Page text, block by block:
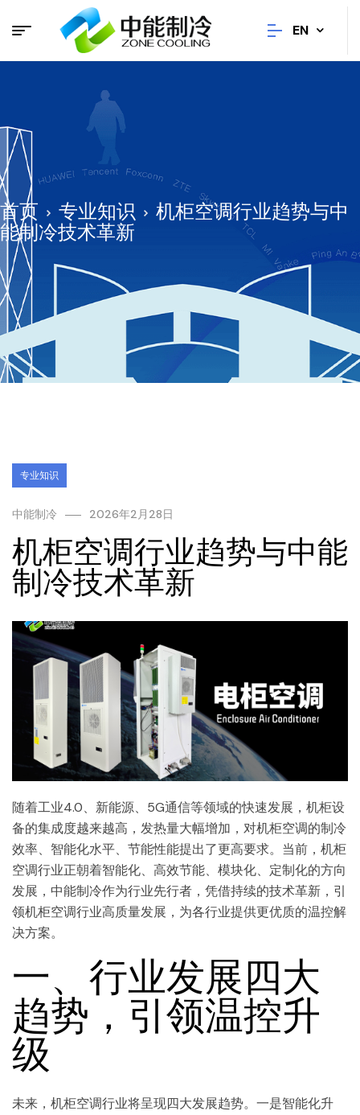
EN
首页 专业知识
机柜空调行业趋势与中
能制冷技术革新
专业知识
中能制冷 2026年2月28日
机柜空调行业趋势与中能
制冷技术革新
随着工业4.0、新能源、5G通信等领域的快速发展，机柜设
备的集成度越来越高，发热量大幅增加，对机柜空调的制冷
效率、智能化水平、节能性能提出了更高要求。当前，机柜
空调行业正朝着智能化、高效节能、模块化、定制化的方向
发展，中能制冷作为行业先行者，凭借持续的技术革新，引
领机柜空调行业高质量发展，为各行业提供更优质的温控解
决方案。
一、行业发展四大
趋势，引领温控升
级
未来，机柜空调行业将呈现四大发展趋势。一是智能化升